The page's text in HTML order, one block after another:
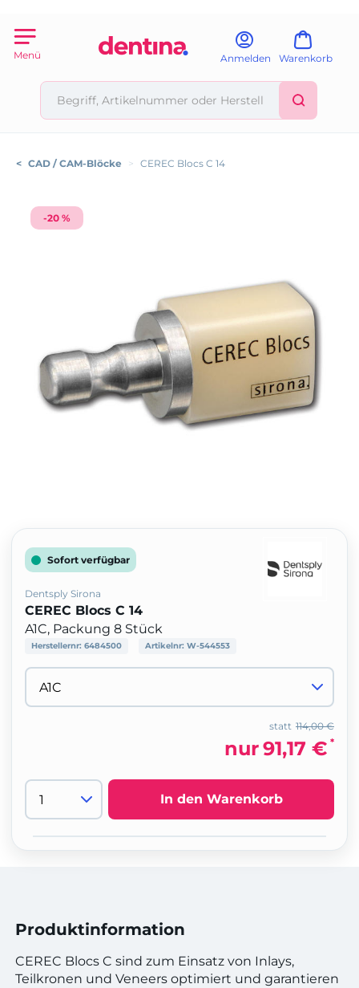
Menü Anmelden Warenkorb
< CAD / CAM-Blöcke > CEREC Blocs C 14
-20 %
Sofort verfügbar
Dentsply Sirona
CEREC Blocs C 14
A1C, Packung 8 Stück
Herstellernr: 6484500 Artikelnr: W-544553
114,00 €
statt
nur91,17 € *
In den Warenkorb
Produktinformation
CEREC Blocs C sind zum Einsatz von Inlays,
Teilkronen und Veneers optimiert und garantieren